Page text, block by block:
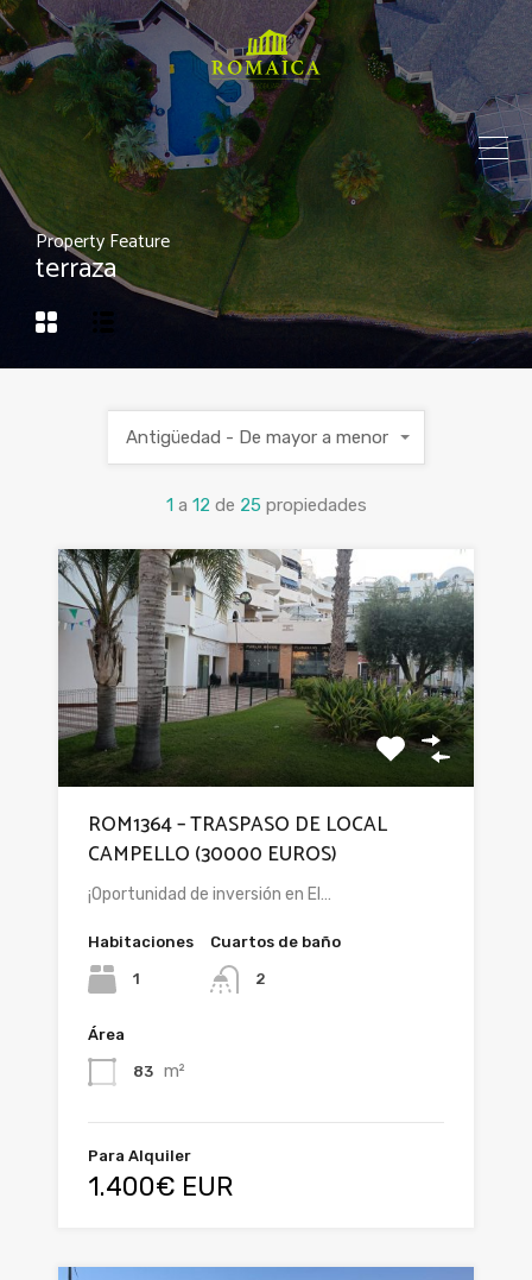
Property Feature
terraza
1 a 12 de 25 propiedades
Antigüedad - De mayor a menor
ROM1364 – TRASPASO DE LOCAL
CAMPELLO (30000 EUROS)
¡Oportunidad de inversión en El…
Habitaciones
1
Cuartos de baño
2
Área
83 m²
Para Alquiler
1.400€ EUR